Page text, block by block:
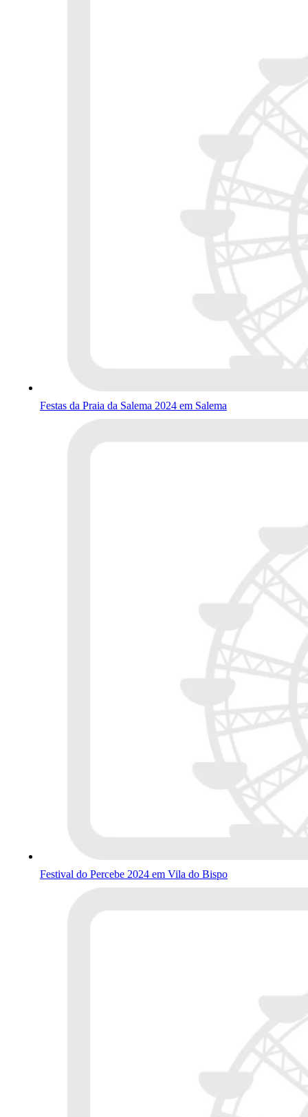
Festas da Praia da Salema 2024 em Salema
Festival do Percebe 2024 em Vila do Bispo